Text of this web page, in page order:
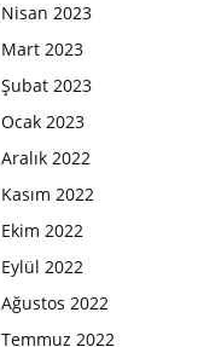
Nisan 2023
Mart 2023
Şubat 2023
Ocak 2023
Aralık 2022
Kasım 2022
Ekim 2022
Eylül 2022
Ağustos 2022
Temmuz 2022